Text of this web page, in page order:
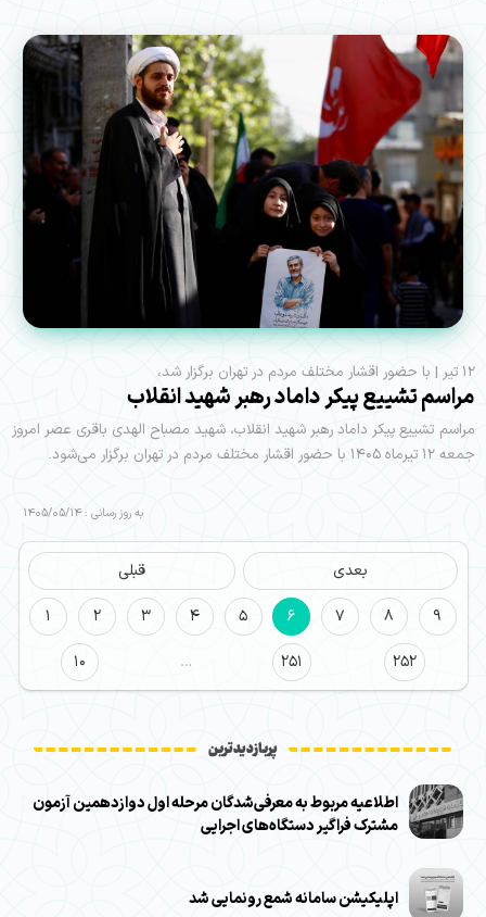
۱۲ تیر | با حضور اقشار مختلف مردم در تهران برگزار شد،
مراسم تشییع پیکر داماد رهبر شهید انقلاب
مراسم تشییع پیکر داماد رهبر شهید انقلاب، شهید مصباح الهدی باقری عصر امروز
جمعه ۱۲ تیرماه ۱۴۰۵ با حضور اقشار مختلف مردم در تهران برگزار می‌شود.
به روز رسانی : 1405/05/14
قبلی
بعدی
1
2 3 4 5 6 7 8
9
10
… 251 252
پربازدیدترین
اطلاعیه مربوط به معرفی‌شدگان مرحله اول دوازدهمین آزمون
مشترک فراگیر دستگاه‌های اجرایی
اپلیکیشن سامانه شمع رونمایی شد